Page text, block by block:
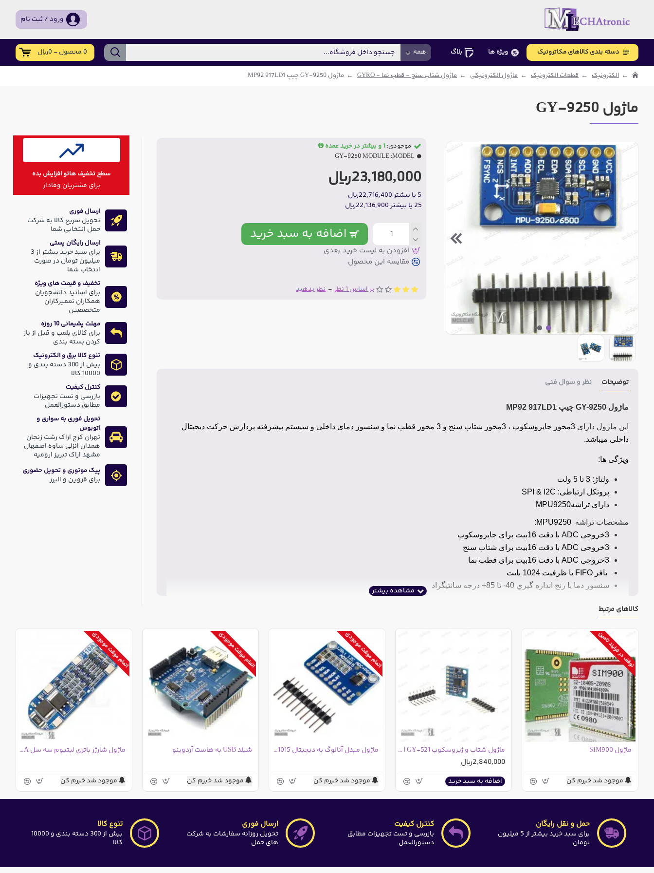
ورود / ثبت نام
دسته بندی کالاهای مکاترونیک ویژه ها بلاگ همه 0 محصول - 0ریال
الکترونیک قطعات الکترونیک ماژول الکترونیکی ماژول شتاب سنج - قطب نما - GYRO ماژول GY-9250 چیپ MP92 917LD1
ماژول GY-9250
بر اساس 1 نظر - نظر بدهید
23,180,000ریال
5 یا بیشتر 22,716,400ریال
25 یا بیشتر 22,136,900ریال
موجودی: 1 و بیشتر در خرید عمده
MODEL:
GY-9250 MODULE
اضافه به سبد خرید
افزودن به لیست خرید بعدی
مقایسه این محصول
توضیحات نظر و سوال فنی
ماژول GY-9250 چیپ MP92 917LD1
این ماژول دارای
3محور جایروسکوپ ، 3محور شتاب سنج و 3 محور قطب نما و سنسور دمای داخلی و سیستم پيشرفته پردازش حركت ديجيتال
داخلی میباشد.
ویژگی ها:
ولتاژ: 3 تا 5 ولت
پروتکل ارتباطی: SPI & I2C
دارای تراشهMPU9250
مشخصات تراشه
3خروجی ADC با دقت 16بیت برای جایروسکوپ
3خروجی ADC با دقت 16بیت برای شتاب سنج
3خروجی ADC با دقت 16بیت برای قطب نما
بافر FIFO با ظرفيت 1024 بايت
سنسور دما با رنج اندازه گيري 40- تا 85+ درجه سانتيگراد
رنج اندازه گیری مقیاس کامل ۸
رنج اندازه گیری مقیاس کامل 4800
ارتباط از طریق
SPIبا حداکثر سرعت 1
ارتباط از طریقI2C با حداکثر سرعت 400
سطح تخفیف هاتو افزایش بده
برای مشتریان وفادار
ارسال فوری
تحویل سریع کالا به شرکت
حمل انتخابی شما
ارسال رایگان پستی
برای سبد خرید بیشتر از 3
میلیون تومان در صورت
انتخاب شما
تخفیف و قیمت های ویژه
برای اساتید دانشجویان
همکاران تعمیرکاران
متخصصین
مهلت پشیمانی 10 روزه
برای کالای پلمپ و قبل از باز
کردن بسته بندی
تنوع کالا برق و الکترونیک
بیش از 300 دسته بندی و
10000 کالا
کنترل کیفیت
بازرسی و تست تجهیزات
مطابق دستورالعمل
تحویل فوری به سواری و
اتوبوس
تهران کرج اراک رشت زنجان
همدان انزلی ساوه اصفهان
مشهد اراک تبریز ارومیه
پیک موتوری و تحویل حضوری
برای قزوین و البرز
کالاهای مرتبط
توقف در فرایند تامین
ماژول SIM900
موجود شد خبرم کن
ماژول شتاب و ژیروسکوپ MPU6050 | GY-521
2,840,000ریال
اضافه به سبد خرید
اتمام موقت موجودی
ماژول مبدل آنالوگ به دیجیتال ADS1015 برد آبی
موجود شد خبرم کن
اتمام موقت موجودی
شیلد USB به هاست آردوینو
موجود شد خبرم کن
اتمام موقت موجودی
ماژول شارژر باتری لیتیوم سه سل 10A
موجود شد خبرم کن
حمل و نقل رایگان
برای سبد خرید بیشتر از 5 میلیون
تومان
کنترل کیفیت
بازرسی و تست تجهیزات مطابق
دستورالعمل
ارسال فوری
تحویل روزانه سفارشات به شرکت
های حمل
تنوع کالا
بیش از 300 دسته بندی و 10000
کالا